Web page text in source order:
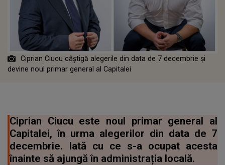
Ciprian Ciucu câștigă alegerile din data de 7 decembrie și
devine noul primar general al Capitalei
Ciprian Ciucu este noul primar general al
Capitalei, în urma alegerilor din data de 7
decembrie. Iată cu ce s-a ocupat acesta
înainte să ajungă în administrația locală.